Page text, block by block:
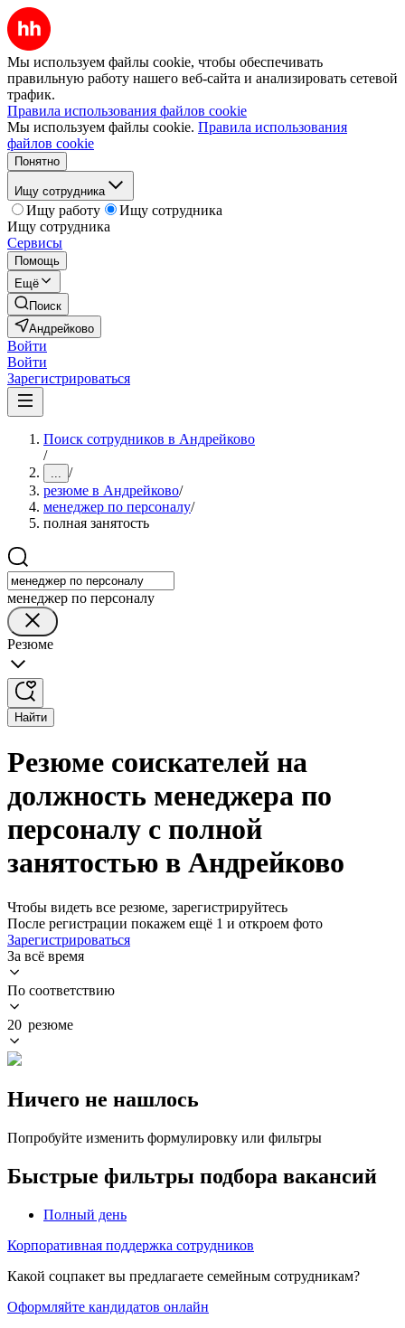
Мы используем файлы cookie, чтобы обеспечивать
правильную работу нашего веб-сайта и анализировать сетевой
трафик.
Правила использования файлов cookie
Мы используем файлы cookie. Правила использования
файлов cookie
Понятно
Ищу сотрудника
Ищу работу
Ищу сотрудника
Ищу сотрудника
Сервисы
Помощь
Ещё
Поиск
Андрейково
Войти
Войти
Зарегистрироваться
Поиск сотрудников в Андрейково
/
... /
резюме в Андрейково/
менеджер по персоналу/
полная занятость
менеджер по персоналу
Резюме
Найти
Резюме соискателей на
должность менеджера по
персоналу с полной
занятостью в Андрейково
Чтобы видеть все резюме, зарегистрируйтесь
После регистрации покажем ещё 1 и откроем фото
Зарегистрироваться
За всё время
По соответствию
20 резюме
Ничего не нашлось
Попробуйте изменить формулировку или фильтры
Быстрые фильтры подбора вакансий
Полный день
Корпоративная поддержка сотрудников
Какой соцпакет вы предлагаете семейным сотрудникам?
Оформляйте кандидатов онлайн